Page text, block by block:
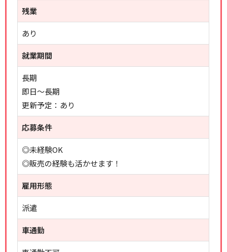
残業
あり
就業期間
長期
即日～長期
更新予定：あり
応募条件
◎未経験OK
◎販売の経験も活かせます！
雇用形態
派遣
車通勤